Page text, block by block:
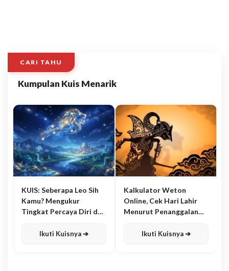
CARI TAHU
Kumpulan Kuis Menarik
KUIS: Seberapa Leo Sih
Kamu? Mengukur
Tingkat Percaya Diri dan
Ikuti Kuisnya ➔
Kalkulator Weton
Online, Cek Hari Lahir
Menurut Penanggalan
Ikuti Kuisnya ➔